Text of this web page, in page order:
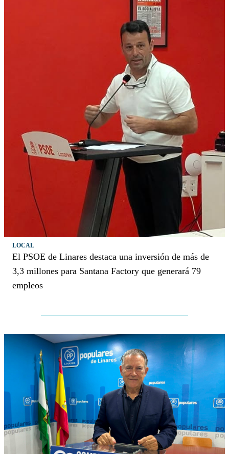
LOCAL
El PSOE de Linares destaca una inversión de más de
3,3 millones para Santana Factory que generará 79
empleos